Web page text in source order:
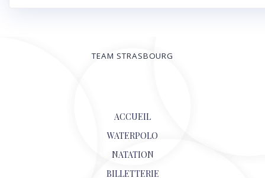
TEAM STRASBOURG
ACCUEIL
WATERPOLO
NATATION
BILLETTERIE